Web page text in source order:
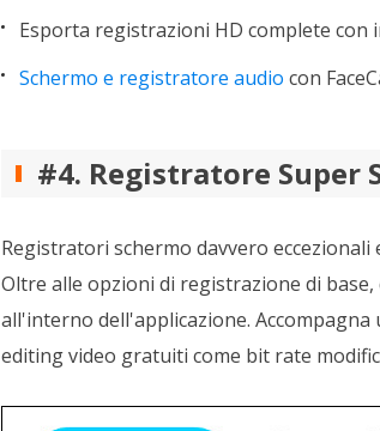
Esporta registrazioni HD complete con
Schermo e registratore audio con
#4. Registratore Super
Registratori schermo davvero
Oltre alle opzioni di registrazione di
all'interno dell'applicazione.
editing video gratuiti come bit rate